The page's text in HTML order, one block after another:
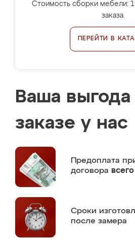
Стоимость сборки мебели:
заказа.
ПЕРЕЙТИ В
Ваша
заказе у нас
Предоплата
договора
Сроки
после замера